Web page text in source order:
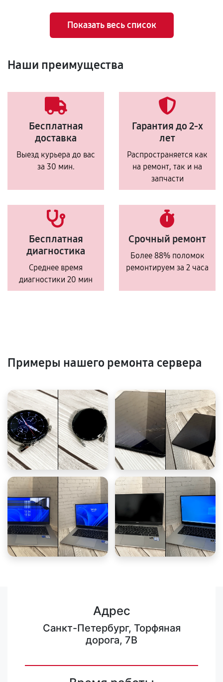
Показать весь список
Наши преимущества
Бесплатная
доставка
Выезд курьера до вас
за 30 мин.
Гарантия до 2-х
лет
Распространяется как
на ремонт, так и на
запчасти
Бесплатная
диагностика
Среднее время
диагностики 20 мин
Срочный ремонт
Более 88% поломок
ремонтируем за 2 часа
Примеры нашего ремонта сервера
Адрес
Санкт-Петербург, Торфяная
дорога, 7В